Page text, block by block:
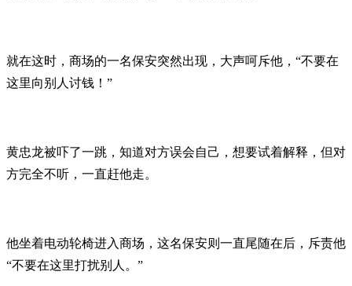
就在这时，商场的一名保安突然出现，大声呵斥他，“不要在
这里向别人讨钱！”
黄忠龙被吓了一跳，知道对方误会自己，想要试着解释，但对
方完全不听，一直赶他走。
他坐着电动轮椅进入商场，这名保安则一直尾随在后，斥责他
“不要在这里打扰别人。”